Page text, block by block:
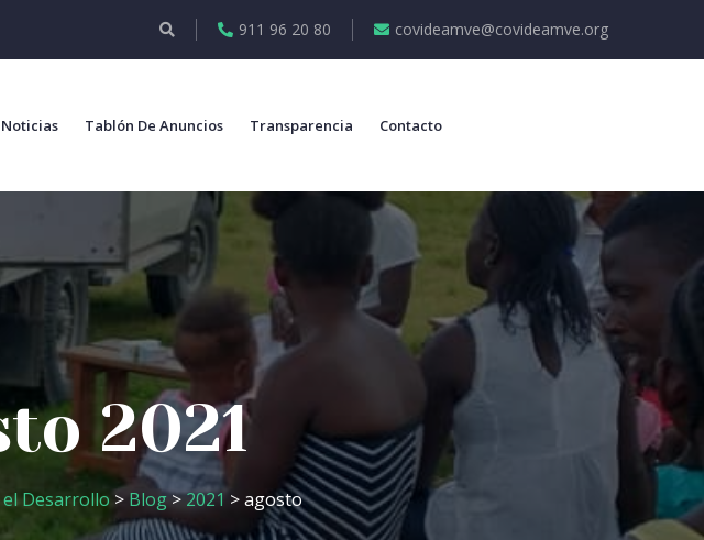
911 96 20 80 covideamve@covideamve.org
Noticias Tablón De Anuncios Transparencia Contacto
2021
el Desarrollo > Blog>2021> agosto